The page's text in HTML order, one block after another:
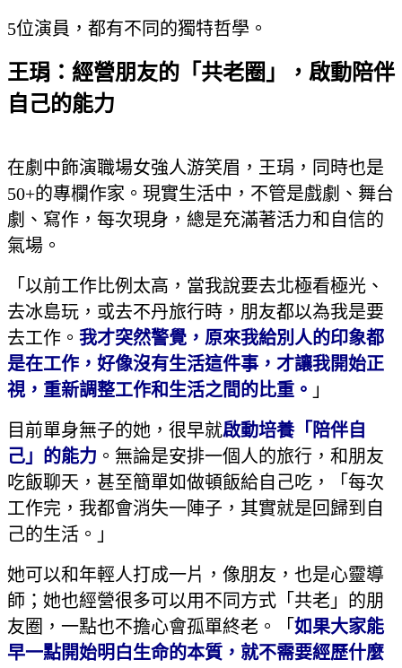
5位演員，都有不同的獨特哲學。
王琄：經營朋友的「共老圈」，啟動陪伴
自己的能力
在劇中飾演職場女強人游笑眉，王琄，同時也是
50+的專欄作家。現實生活中，不管是戲劇、舞台
劇、寫作，每次現身，總是充滿著活力和自信的
氣場。
「以前工作比例太高，當我說要去北極看極光、
去冰島玩，或去不丹旅行時，朋友都以為我是要
去工作。 我才突然警覺，原來我給別人的印象都
是在工作，好像沒有生活這件事，才讓我開始正
視，重新調整工作和生活之間的比重。 」
目前單身無子的她，很早就啟動培養「陪伴自
己」的能力 。無論是安排一個人的旅行，和朋友
吃飯聊天，甚至簡單如做頓飯給自己吃，「每次
工作完，我都會消失一陣子，其實就是回歸到自
己的生活。」
她可以和年輕人打成一片，像朋友，也是心靈導
師；她也經營很多可以用不同方式「共老」的朋
友圈，一點也不擔心會孤單終老。「 如果大家能
早一點開始明白生命的本質，就不需要經歷什麼